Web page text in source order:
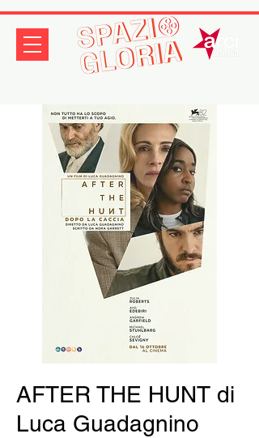
AFTER THE HUNT di
Luca Guadagnino